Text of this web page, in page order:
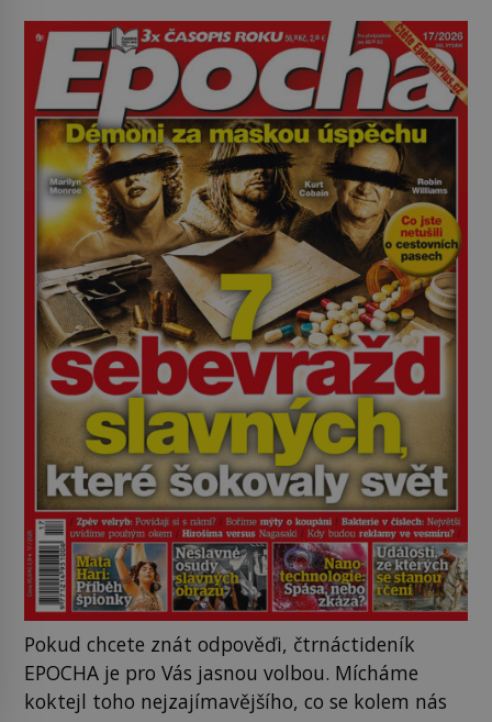
Pokud chcete znát odpověďi, čtrnáctideník
EPOCHA je pro Vás jasnou volbou. Mícháme
koktejl toho nejzajímavějšího, co se kolem nás